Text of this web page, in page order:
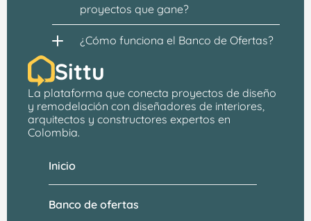
proyectos que gane?
¿Cómo funciona el Banco de Ofertas?
Sittu
La plataforma que conecta proyectos de diseño
y remodelación con diseñadores de interiores,
arquitectos y constructores expertos en
Colombia.
Banco de ofertas
Inicio